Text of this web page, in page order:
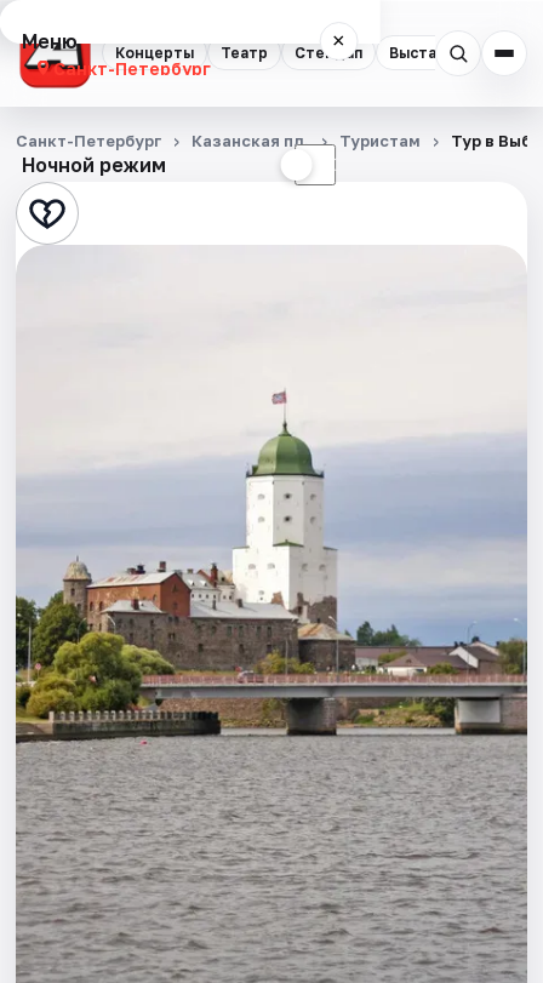
Концерты Театр Стендап Выставки
Меню ×
Санкт-Петербург
Концерты
Театр
Стендап
Города
Площадки
Артисты
Рейтинги
Ночной режим ☾
Санкт-Петербург Казанская пл. Туристам Тур в